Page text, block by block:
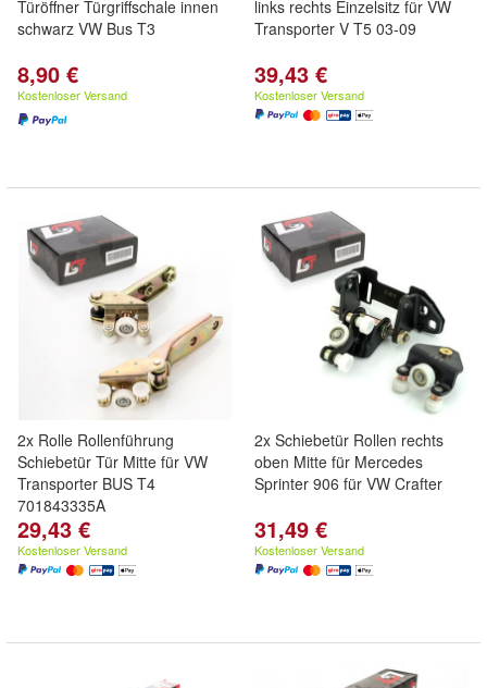
Türöffner Türgriffschale innen
schwarz VW Bus T3
8,90 €
Kostenloser Versand
links rechts Einzelsitz für VW
Transporter V T5 03-09
39,43 €
Kostenloser Versand
2x Rolle Rollenführung
Schiebetür Tür Mitte für VW
Transporter BUS T4
701843335A
29,43 €
Kostenloser Versand
2x Schiebetür Rollen rechts
oben Mitte für Mercedes
Sprinter 906 für VW Crafter
31,49 €
Kostenloser Versand